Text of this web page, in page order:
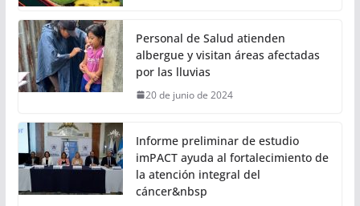
Personal de Salud atienden
albergue y visitan áreas afectadas
por las lluvias
20 de junio de 2024
Informe preliminar de estudio
imPACT ayuda al fortalecimiento de
la atención integral del
cáncer&nbsp